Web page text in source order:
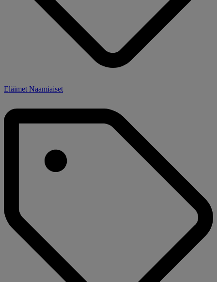
Eläimet Naamiaiset